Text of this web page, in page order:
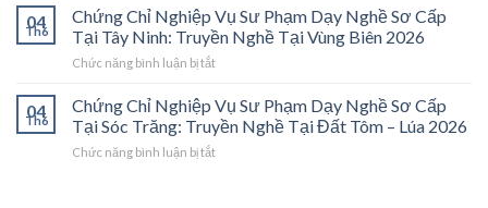
Cánh
Cửa
Nghề
“Thầy
Nghề”
Ở
Trung
Tâm
Cấp
Tại
Trà
Vinh
Bệ
Phóng
Cho
Thợ
Chỉ
Nghiệp
Vụ
Sư
Dạy
Nghề
Sơ
Cấp
04
Th6
Chứng Chỉ Nghiệp Vụ Sư Phạm Dạy Nghề Sơ Cấp
Tại Tây Ninh: Truyền Nghề Tại Vùng Biên 2026
Chức năng bình luận bị tắtở
Chỉ
Nghiệp
Vụ
Sư
04
Th6
Chứng Chỉ Nghiệp Vụ Sư Phạm Dạy Nghề Sơ Cấp
Tại Sóc Trăng: Truyền Nghề Tại Đất Tôm – Lúa 2026
Chức năng bình luận bị tắtở